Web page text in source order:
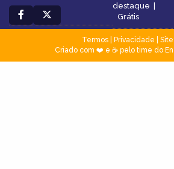
destaque
Grátis
Termos| Privacidade
Criado com ❤️ e ☕ pelo time do